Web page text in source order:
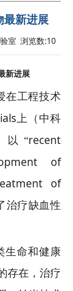
最新进展
室 浏览数:10
新进展
在工程技术
上（中科
以 “recent
of
of
治疗缺血性
生命和健康
存在，治疗